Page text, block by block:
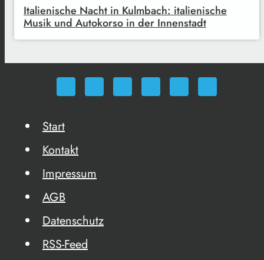
Italienische Nacht in Kulmbach: italienische
Musik und Autokorso in der Innenstadt
Start
Kontakt
Impressum
AGB
Datenschutz
RSS-Feed